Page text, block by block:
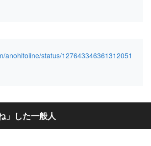
anohitoiine/status/127643346361312051
」した一般人